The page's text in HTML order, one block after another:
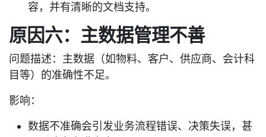
容，并有清晰的文档支持。
原因六：主数据管理不善
问题描述：主数据（如物料、客户、供应商、会计科
目等）的准确性不足。
影响：
数据不准确会引发业务流程错误、决策失误，甚